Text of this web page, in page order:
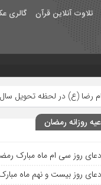
تلاوت آنلاین قرآن گالری
مصرف زکات فطره
روزانه رمضان
دعای روز سی ام ماه مبارک
دعای روز بیست و نهم ماه